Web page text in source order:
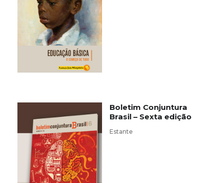
Boletim Conjuntura
Brasil – Sexta edição
Estante